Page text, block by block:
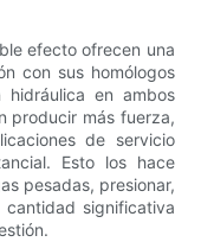
efecto ofrecen una
con sus homólogos
en ambos
producir más fuerza,
de servicio
Esto los hace
pesadas, presionar,
significativa